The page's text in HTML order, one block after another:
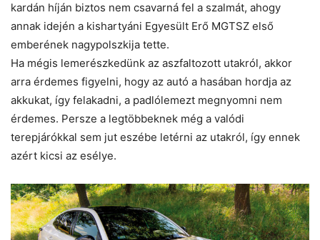
kardán híján biztos nem csavarná fel a szalmát, ahogy
annak idején a kishartyáni Egyesült Erő MGTSZ első
emberének nagypolszkija tette.
Ha mégis lemerészkedünk az ­aszfaltozott utakról, akkor
arra érdemes figyelni, hogy az autó a ­hasában hordja az
akkukat, így felakadni, a padlólemezt megnyomni nem
érdemes. Persze a legtöbbeknek még a valódi
terepjárókkal sem jut eszébe letérni az utakról, így ennek
azért kicsi az esélye.